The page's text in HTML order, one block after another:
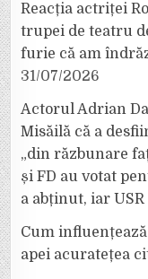
Reacția actriței
trupei de teatru
furie că am
31/07/2026
Actorul Adrian
Misăilă că a
„din răzbunare
și FD au votat
a abținut, iar
Cum
apei acuratețea